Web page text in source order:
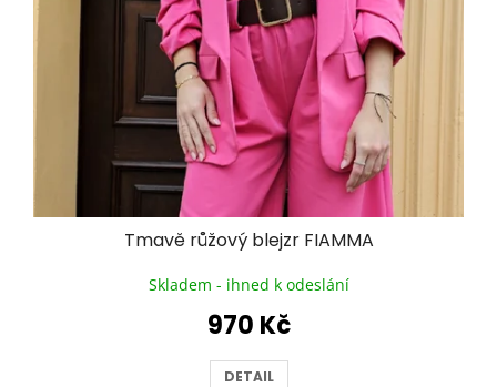
Tmavě růžový blejzr FIAMMA
Skladem - ihned k odeslání
970 Kč
DETAIL